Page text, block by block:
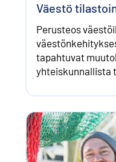
Väestö
Perusteos
tapahtuvat
yhteiskunnallista